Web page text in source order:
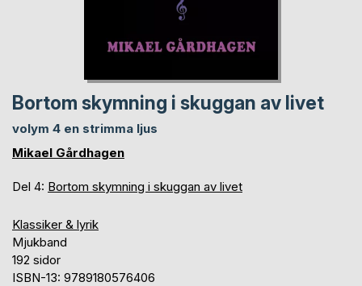
Bortom skymning i skuggan av livet
volym 4 en strimma ljus
Mikael Gårdhagen
Del 4: Bortom skymning i skuggan av livet
Klassiker & lyrik
Mjukband
192 sidor
ISBN-13: 9789180576406